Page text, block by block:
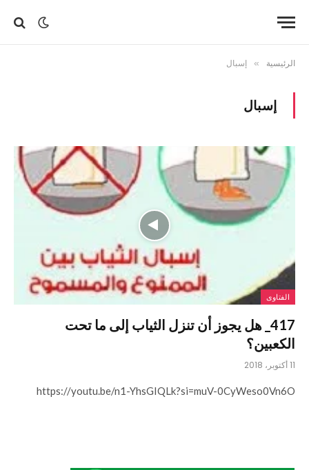
الرئيسية » إسبال
إسبال
الفتاوى
417_ هل يجوز أن تنزل الثياب إلى ما تحت
الكعبين؟
11 أكتوبر، 2018
https://youtu.be/n1-YhsGIQLk?si=muV-0CyWeso0Vn6O